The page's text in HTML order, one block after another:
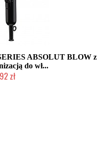
ABSOLUT BLOW z
do wł...
zł